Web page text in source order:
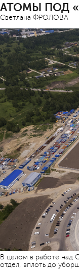
АТОМЫ ПОД
Светлана ФРОЛОВА
В целом в работе над
отдел, вплоть до